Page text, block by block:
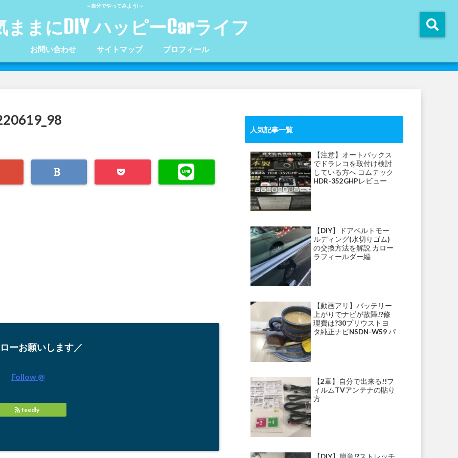
～自分でやってみよう!～
ままにDIY ハッピーCarライフ
お問い合わせ サイトマップ プロフィール
ーお願いします／
Follow @
feedly
人気記事一覧
【注意】オートバックス
でドラレコを取付け検討
している方へ コムテック
HDR-352GHPレビュー
【DIY】ドアベルトモー
ルディング(水切りゴム)
の交換方法を解説 カロー
ラフィールダー編
【動画アリ】バッテリー
上がりでナビが故障!?修
理費は?30プリウストヨ
タ純正ナビNSDN-W59 パ
【2章】自分で出来る!!フ
ィルムTVアンテナの貼り
方